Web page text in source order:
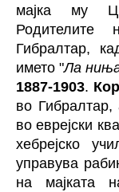
мајка му
Родителите
Гибралтар,
името "Ла
1887-1903.
во
во еврејски
хебрејско
управува
на мајката